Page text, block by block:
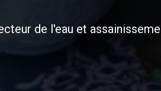
de l'eau et